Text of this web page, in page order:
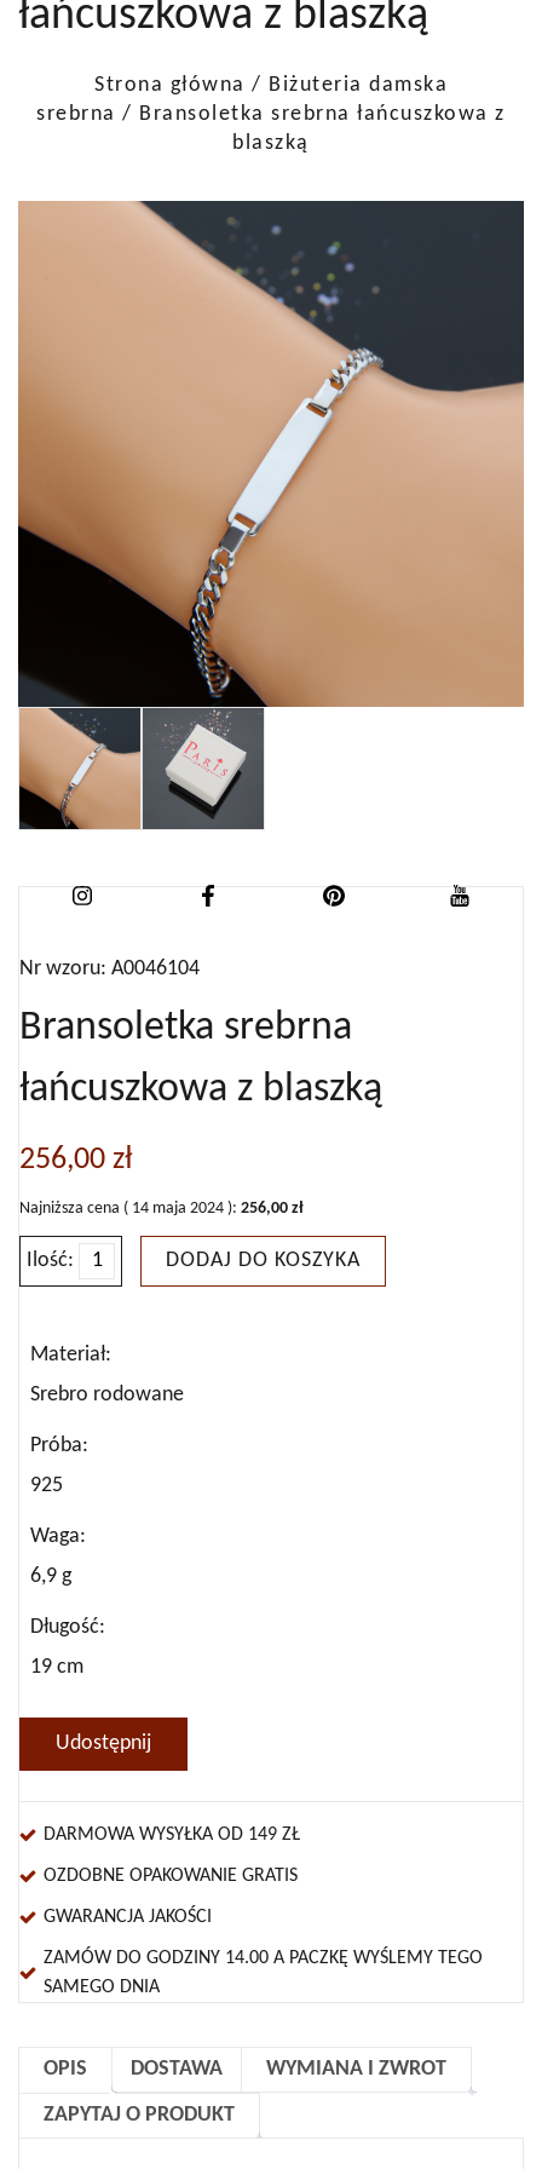
łańcuszkowa z blaszką
Strona główna / Biżuteria damska
srebrna / Bransoletka srebrna łańcuszkowa z
blaszką
Nr wzoru: A0046104
Bransoletka srebrna
łańcuszkowa z blaszką
256,00 zł
Najniższa cena ( 14 maja 2024 ): 256,00 zł
Ilość:
ilość
blaszką
DODAJ DO KOSZYKA
Materiał
Srebro rodowane
Próba
925
Waga
6,9 g
Długość
19 cm
Udostępnij
DARMOWA WYSYŁKA OD 149 ZŁ
OZDOBNE OPAKOWANIE GRATIS
GWARANCJA JAKOŚCI
ZAMÓW DO GODZINY 14.00 A PACZKĘ WYŚLEMY TEGO
SAMEGO DNIA
OPIS DOSTAWA
WYMIANA I ZWROT
ZAPYTAJ O PRODUKT